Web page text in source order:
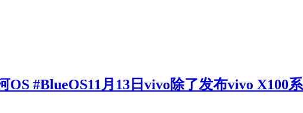
OS #BlueOS11月13日vivo除了发布vivo X100